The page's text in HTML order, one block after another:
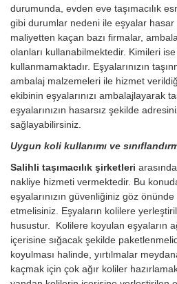
durumunda, evden eve taşımacılık
gibi durumlar nedeni ile eşyalar hasar
maliyetten kaçan bazı firmalar,
olanları kullanabilmektedir. Kimileri
kullanmamaktadır. Eşyalarınızın
ambalaj malzemeleri ile hizmet
ekibinin eşyalarınızı ambalajlayarak
eşyalarınızın hasarsız şekilde
sağlayabilirsiniz.
Uygun koli kullanımı ve
Salihli taşımacılık şirketleri
nakliye hizmeti vermektedir. Bu
eşyalarınızın güvenliğiniz göz
etmelisiniz. Eşyaların kolilere
husustur. Kolilere koyulan eşyaların
içerisine sığacak şekilde
koyulması halinde, yırtılmalar
kaçmak için çok ağır koliler